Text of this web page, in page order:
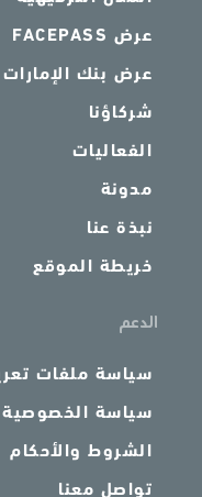
عرض FACEPASS
عرض بنك
شركاؤنا
الفعاليات
مدونة
نبذة عنا
خريطة الموقع
الدعم
سياسة ملفات
سياسة الخصوصية
الشروط والأحكام
تواصل معنا